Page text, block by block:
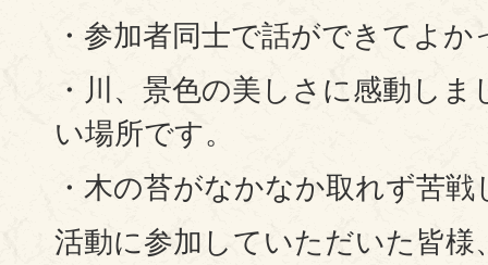
・参加者同士で話ができてよか
・川、景色の美しさに感動し
い場所です。
・木の苔がなかなか取れず苦
活動に参加していただいた皆